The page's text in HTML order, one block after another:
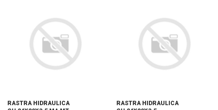
RASTRA HIDRAULICA
RASTRA HIDRAULICA